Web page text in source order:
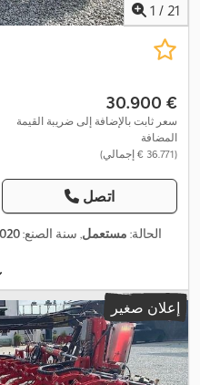
1 / 21
‏30.900 €
سعر ثابت بالإضافة إلى ضريبة القيمة
المضافة
(‏36.771 € إجمالي)
اتصل
الحالة: مستعمل, سنة الصنع:
إعلان صغير